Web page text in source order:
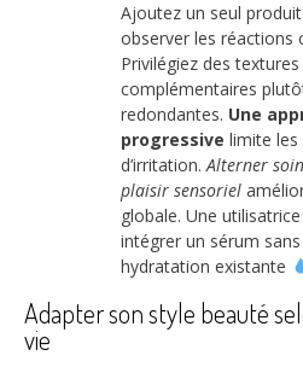
Ajoutez un seul
observer les réactions
Privilégiez des textures
complémentaires
redondantes. Une
progressive limite les
d’irritation.Alterner
plaisir sensoriel
globale. Une
intégrer un sérum
hydratation existante
Adapter son style beauté
vie